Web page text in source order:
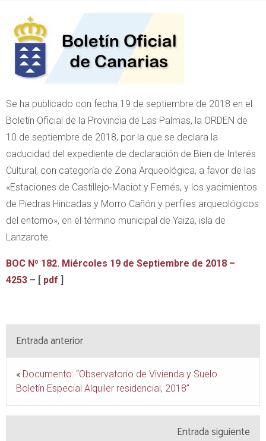
Se ha publicado con fecha 19 de septiembre de 2018 en el
Boletín Oficial de la Provincia de Las Palmas, la ORDEN de
10 de septiembre de 2018, por la que se declara la
caducidad del expediente de declaración de Bien de Interés
Cultural, con categoría de Zona Arqueológica, a favor de las
«Estaciones de Castillejo-Maciot y Femés, y los yacimientos
de Piedras Hincadas y Morro Cañón y perfiles arqueológicos
del entorno», en el término municipal de Yaiza, isla de
Lanzarote.
BOC Nº 182. Miércoles 19 de Septiembre de 2018 –
4253 – [ pdf ]
Entrada anterior
« Documento: “Observatorio de Vivienda y Suelo.
Boletín Especial Alquiler residencial, 2018”
Entrada siguiente